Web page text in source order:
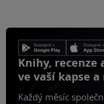
Knihy, recenze
ve vaší kapse a
Každý měsíc